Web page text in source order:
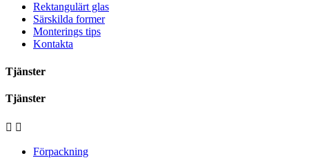
Rektangulärt glas
Särskilda former
Monterings tips
Kontakta
Tjänster
Tjänster
 
Förpackning